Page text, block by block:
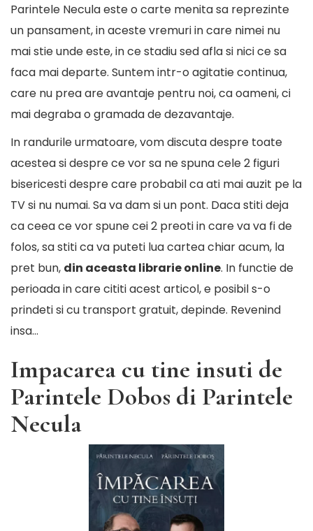
Parintele Necula este o carte menita sa reprezinte
un pansament, in aceste vremuri in care nimei nu
mai stie unde este, in ce stadiu sed afla si nici ce sa
faca mai departe. Suntem intr-o agitatie continua,
care nu prea are avantaje pentru noi, ca oameni, ci
mai degraba o gramada de dezavantaje.
In randurile urmatoare, vom discuta despre toate
acestea si despre ce vor sa ne spuna cele 2 figuri
bisericesti despre care probabil ca ati mai auzit pe la
TV si nu numai. Sa va dam si un pont. Daca stiti deja
ca ceea ce vor spune cei 2 preoti in care va va fi de
folos, sa stiti ca va puteti lua cartea chiar acum, la
pret bun, din aceasta librarie online. In functie de
perioada in care cititi acest articol, e posibil s-o
prindeti si cu transport gratuit, depinde. Revenind
insa…
Impacarea cu tine insuti de
Parintele Dobos di Parintele
Necula